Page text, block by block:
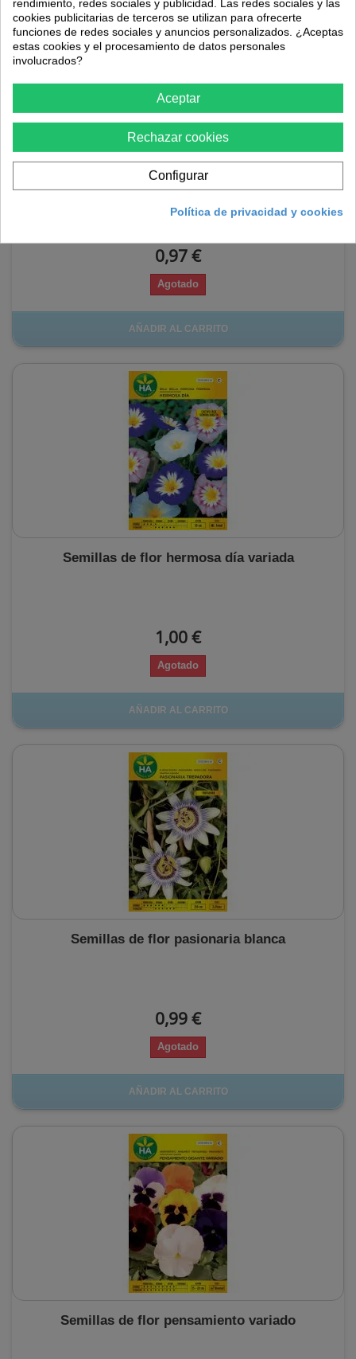
Semillas de flor gipsofila blanca
0,97 €
Agotado
AÑADIR AL CARRITO
Semillas de flor hermosa día variada
1,00 €
Agotado
AÑADIR AL CARRITO
Semillas de flor pasionaria blanca
0,99 €
Agotado
AÑADIR AL CARRITO
Semillas de flor pensamiento variado
rendimiento, redes sociales y publicidad. Las redes sociales y las
cookies publicitarias de terceros se utilizan para ofrecerte
funciones de redes sociales y anuncios personalizados. ¿Aceptas
estas cookies y el procesamiento de datos personales
involucrados?
Aceptar
Rechazar cookies
Configurar
Política de privacidad y cookies